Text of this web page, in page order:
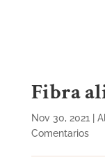
Fibra
Nov 30, 2021
Comentarios